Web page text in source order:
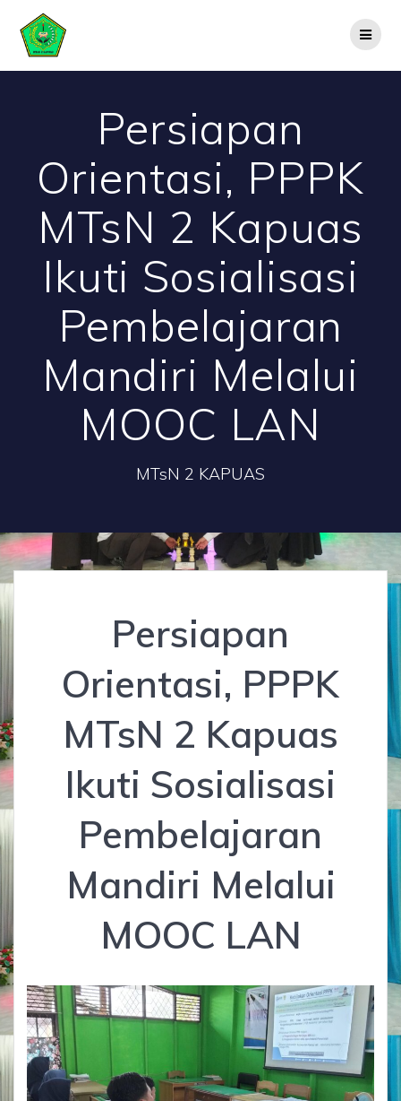
Persiapan
Orientasi, PPPK
MTsN 2 Kapuas
Ikuti Sosialisasi
Pembelajaran
Mandiri Melalui
MOOC LAN
MTsN 2 KAPUAS
Persiapan
Orientasi, PPPK
MTsN 2 Kapuas
Ikuti Sosialisasi
Pembelajaran
Mandiri Melalui
MOOC LAN